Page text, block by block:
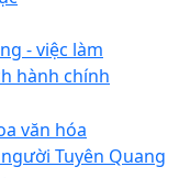
- việc làm
hành chính
văn hóa
Tuyên Quang